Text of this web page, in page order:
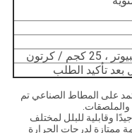
على المطاط الصناعي تم
والملصقات.
وقابلية للبلل لمختلف
ممتازة لدرجات الحرارة